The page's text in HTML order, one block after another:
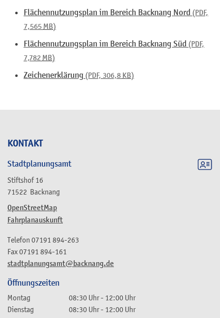
KONTAKT
Stadtplanungsamt
Stiftshof 16
71522 Backnang
OpenStreetMap
Fahrplanauskunft
stadtplanungsamt@backnang.de
Telefon 07191 894-263
Fax07191 894-161
Öffnungszeiten
Montag 08:30 Uhr- 12:00 Uhr
Dienstag
08:30 Uhr- 12:00 Uhr
Flächennutzungsplan im Bereich Backnang Nord (PDF,
7,565MB)
Flächennutzungsplan im Bereich Backnang Süd (PDF,
7,782MB)
Zeichenerklärung (PDF, 306,8KB)